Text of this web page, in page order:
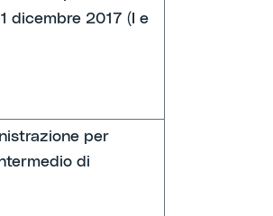
dicembre 2017 (I e
per
di